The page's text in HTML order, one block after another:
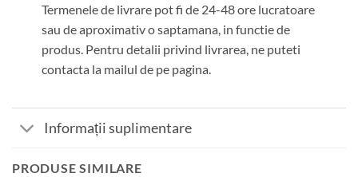
Termenele de livrare pot fi de 24-48 ore lucratoare
sau de aproximativ o saptamana, in functie de
produs. Pentru detalii privind livrarea, ne puteti
contacta la mailul de pe pagina.
Informații suplimentare
PRODUSE SIMILARE